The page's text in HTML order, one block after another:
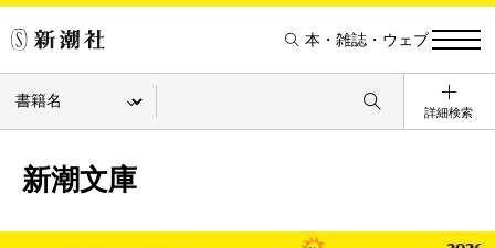
本・雑誌・ウェブ
詳細検索
新潮文庫